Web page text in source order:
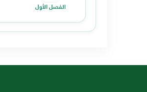
الفصل الأول